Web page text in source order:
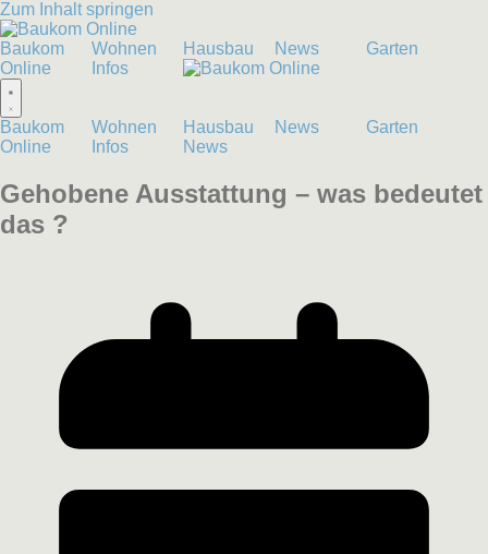
Zum Inhalt springen
Baukom
Online
Wohnen Hausbau News
Garten
Infos
Baukom
Online
Wohnen Hausbau News
Garten
Infos
News
Gehobene Ausstattung – was bedeutet
das ?